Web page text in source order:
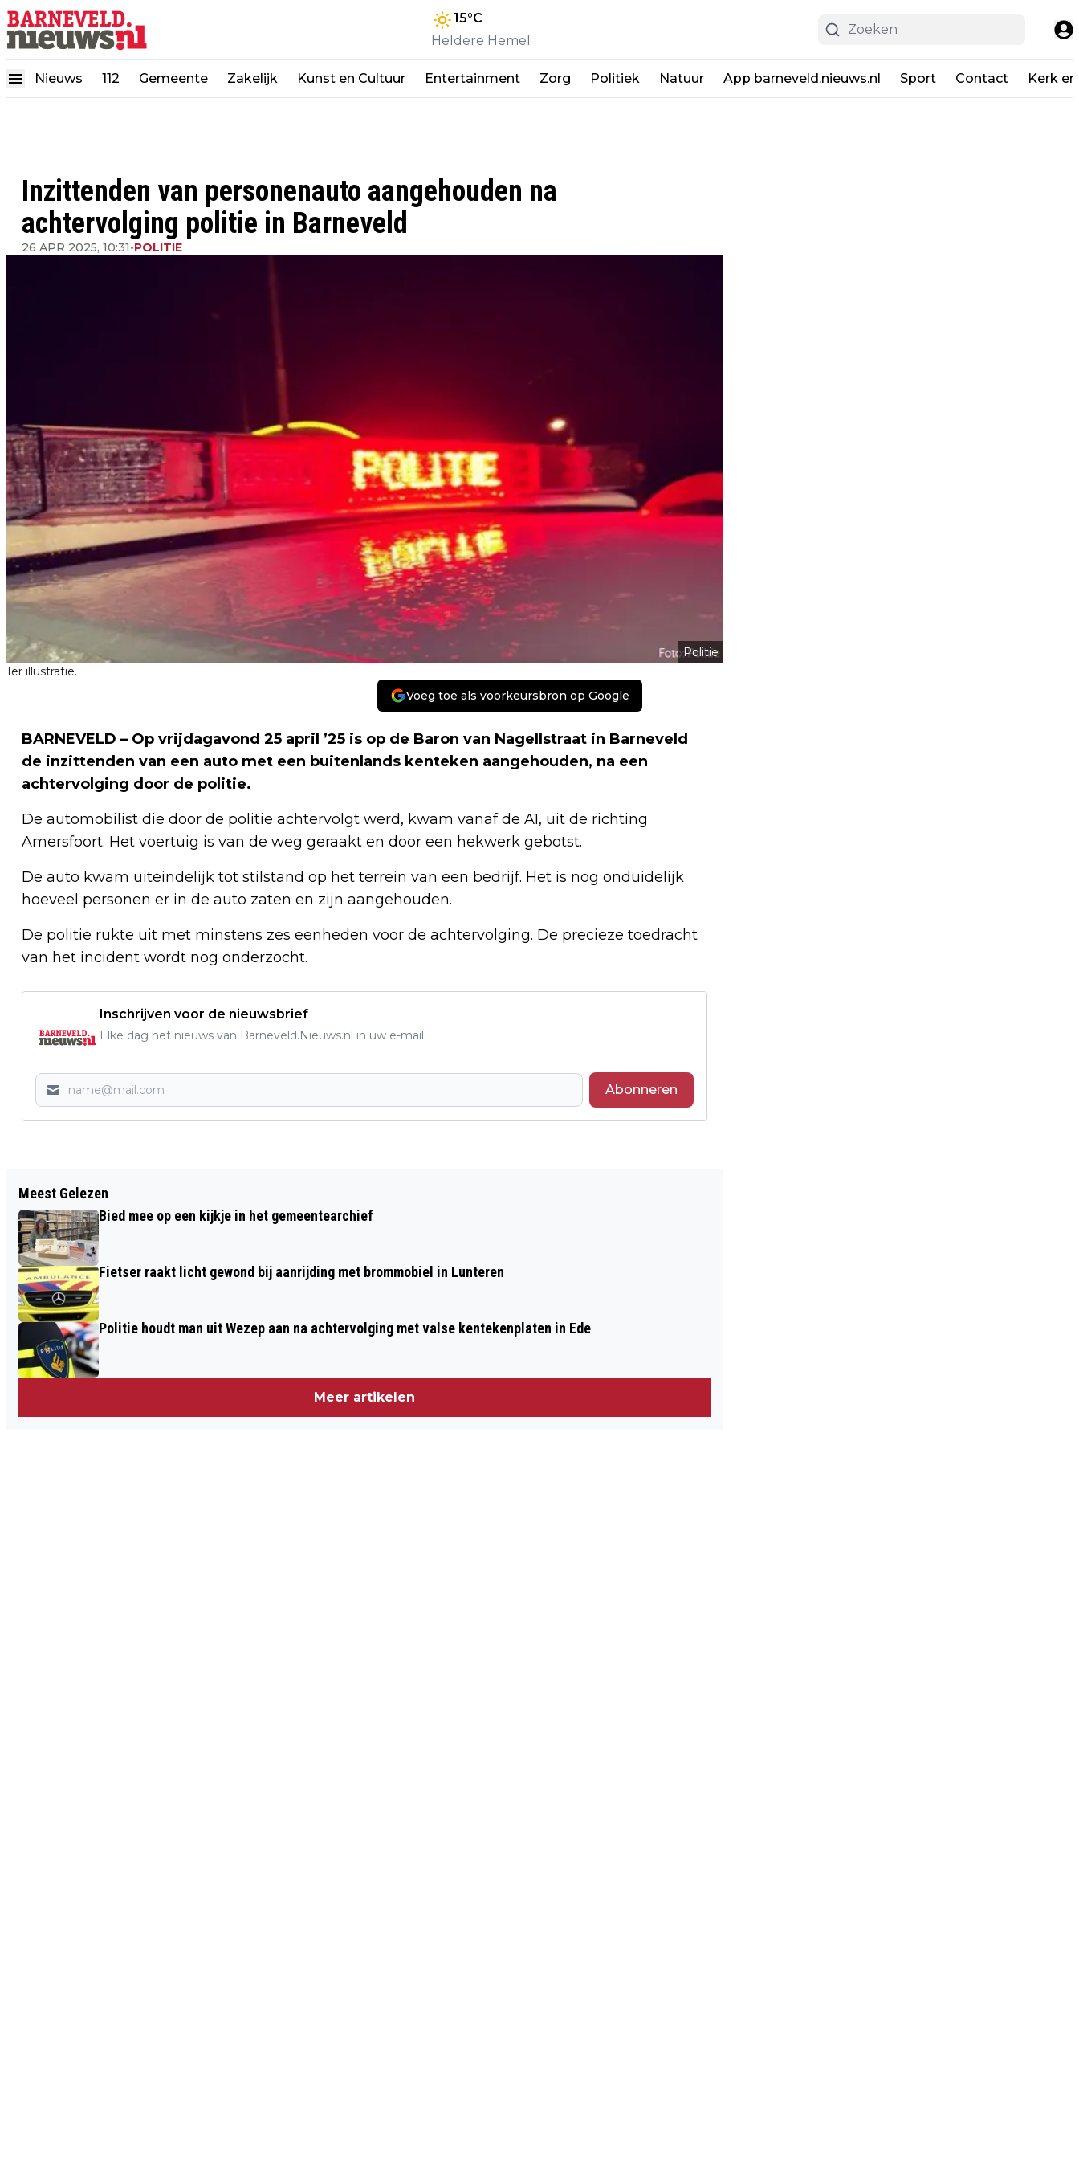
15°C
Heldere Hemel
Nieuws 112 Gemeente Zakelijk Kunst en Cultuur Entertainment Zorg Politiek Natuur App barneveld.nieuws.nl Sport Contact Kerk
Inzittenden van personenauto aangehouden na
achtervolging politie in Barneveld
26 APR 2025, 10:31•POLITIE
Politie
Ter illustratie.
Voeg toe als voorkeursbron op Google
BARNEVELD – Op vrijdagavond 25 april ’25 is op de Baron van Nagellstraat in Barneveld
de inzittenden van een auto met een buitenlands kenteken aangehouden, na een
achtervolging door de politie.
De automobilist die door de politie achtervolgt werd, kwam vanaf de A1, uit de richting
Amersfoort. Het voertuig is van de weg geraakt en door een hekwerk gebotst.
De auto kwam uiteindelijk tot stilstand op het terrein van een bedrijf. Het is nog onduidelijk
hoeveel personen er in de auto zaten en zijn aangehouden.
De politie rukte uit met minstens zes eenheden voor de achtervolging. De precieze toedracht
van het incident wordt nog onderzocht.
Inschrijven voor de nieuwsbrief
Elke dag het nieuws van Barneveld.Nieuws.nl in uw e-mail.
Abonneren
LINTJESREGEN DAALT NEER IN
BARNEVELD
Meest Gelezen
Bied mee op een kijkje in het gemeentearchief
Fietser raakt licht gewond bij aanrijding met brommobiel in Lunteren
Politie houdt man uit Wezep aan na achtervolging met valse kentekenplaten in Ede
Meer artikelen